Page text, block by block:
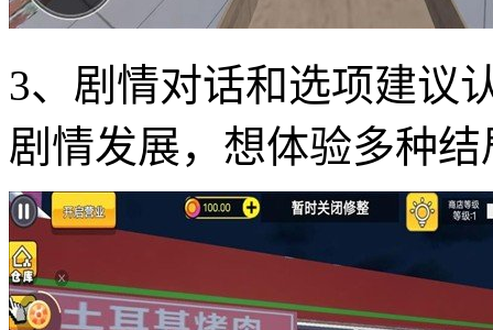
3、剧情对话和选项建议
剧情发展，想体验多种